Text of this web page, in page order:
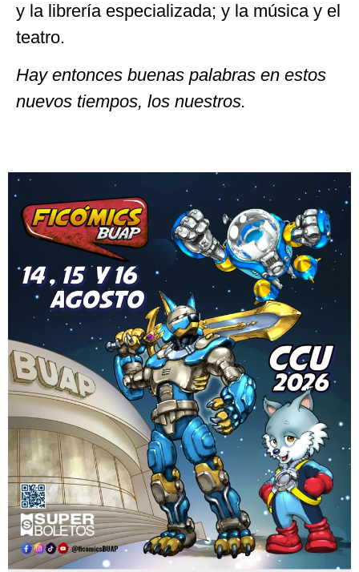
y la librería especializada; y la música y el
teatro.
Hay entonces buenas palabras en estos
nuevos tiempos, los nuestros.